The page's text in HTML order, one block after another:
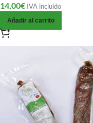
14,00€ IVA incluido
Añadir al carrito